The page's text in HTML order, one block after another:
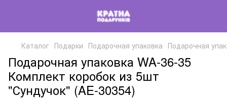
Каталог Подарки Подарочная упаковка Подарочная
Подарочная упаковка WA-36-35
Комплект коробок из 5шт
"Сундучок" (AE-30354)